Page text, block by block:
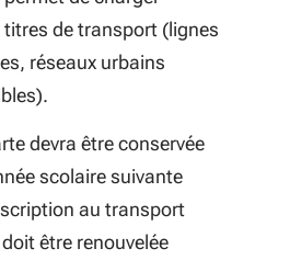
de transport (lignes
réseaux urbains
devra être conservée
scolaire suivante
au transport
être renouvelée